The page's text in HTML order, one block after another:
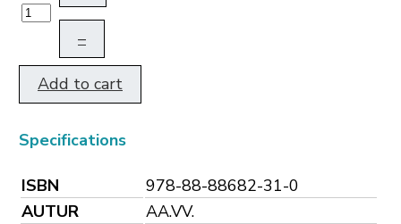
–
Add to cart
Specifications
ISBN
978-88-88682-31-0
AUTUR
AA.VV.